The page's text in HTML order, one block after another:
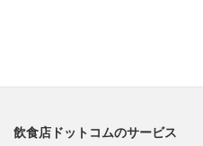
飲食店ドットコムのサービス